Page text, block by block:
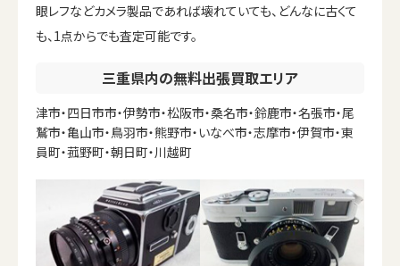
眼レフなどカメラ製品であれば壊れていても、どんなに古くて
も、1点からでも査定可能です。
三重県内の無料出張買取エリア
津市・四日市市・伊勢市・松阪市・桑名市・鈴鹿市・名張市・尾
鷲市・亀山市・鳥羽市・熊野市・いなべ市・志摩市・伊賀市・東
員町・菰野町・朝日町・川越町